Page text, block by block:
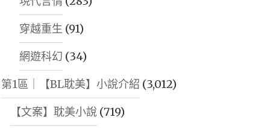
穿越重生 (91)
網遊科幻 (34)
第1區｜【BL耽美】小說介紹 (3,012)
【文案】耽美小說(719)